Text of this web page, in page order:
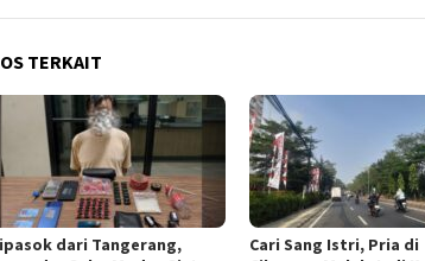
TERKAIT
dari Tangerang,
Cari Sang Istri, Pria di